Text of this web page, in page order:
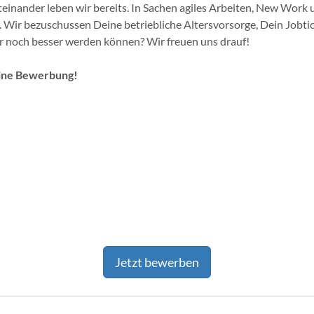
leben wir bereits. In Sachen agiles Arbeiten, New
bezuschussen Deine betriebliche Altersvorsorge, Dein
besser werden können? Wir freuen uns drauf!
Bewerbung!
Jetzt bewerben